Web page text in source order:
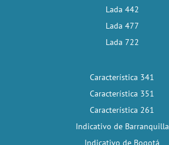
Lada 442
Lada 477
Lada 722
Característica 341
Característica 351
Característica 261
Indicativo de Barranquilla
Indicativo de Bogotá